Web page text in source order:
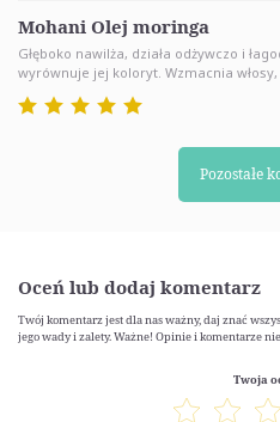
Mohani Olej moringa
Głęboko nawilża, działa odżywczo i
wyrównuje jej koloryt. Wzmacnia
Pozostałe
Oceń lub dodaj komentarz
Twój komentarz jest dla nas ważny, daj znać
jego wady i zalety. Ważne! Opinie i komentarze
Twoja